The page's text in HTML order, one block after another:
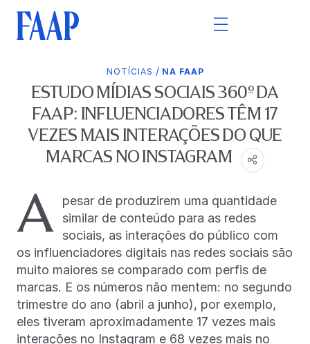
NOTÍCIAS / NA FAAP
ESTUDO MÍDIAS SOCIAIS 360º DA
FAAP: INFLUENCIADORES TÊM 17
VEZES MAIS INTERAÇÕES DO QUE
MARCAS NO INSTAGRAM
A
pesar de produzirem uma quantidade
similar de conteúdo para as redes
sociais, as interações do público com
os influenciadores digitais nas redes sociais são
muito maiores se comparado com perfis de
marcas. E os números não mentem: no segundo
trimestre do ano (abril a junho), por exemplo,
eles tiveram aproximadamente 17 vezes mais
interações no Instagram e 68 vezes mais no